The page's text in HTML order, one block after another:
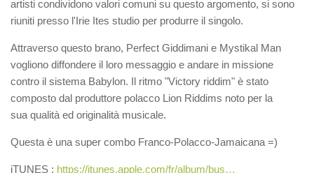
artisti condividono valori comuni su questo argomento, si sono
riuniti presso l'Irie Ites studio per produrre il singolo.
Attraverso questo brano, Perfect Giddimani e Mystikal Man
vogliono diffondere il loro messaggio e andare in missione
contro il sistema Babylon. Il ritmo "Victory riddim" è stato
composto dal produttore polacco Lion Riddims noto per la
sua qualità ed originalità musicale.
Questa è una super combo Franco-Polacco-Jamaicana =)
iTUNES : https://itunes.apple.com/fr/album/bus…